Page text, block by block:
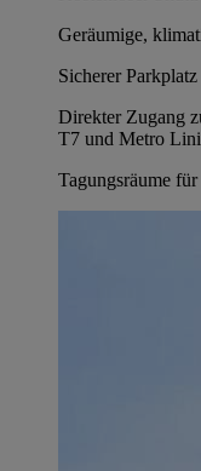
Geräumige,
Sicherer
Direkter Zugang
T7 und Metro
Tagungsräume